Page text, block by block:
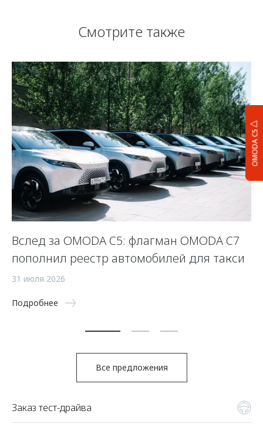
OMODA C5
Смотрите также
Вслед за OMODA C5: флагман OMODA C7
пополнил реестр автомобилей для такси
31 июля 2026
Подробнее
Все предложения
Заказ тест-драйва